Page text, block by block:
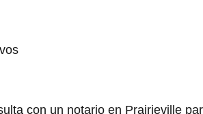
con un notario en Prairieville